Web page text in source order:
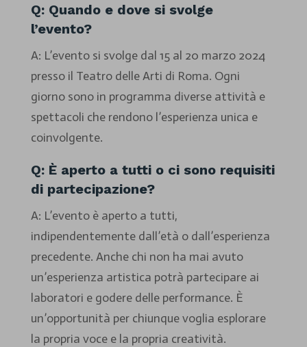
Q: Quando e dove si svolge
l’evento?
A: L’evento si svolge dal 15 al 20 marzo 2024
presso il Teatro delle Arti di Roma. Ogni
giorno sono in programma diverse attività e
spettacoli che rendono l’esperienza unica e
coinvolgente.
Q: È aperto a tutti o ci sono requisiti
di partecipazione?
A: L’evento è aperto a tutti,
indipendentemente dall’età o dall’esperienza
precedente. Anche chi non ha mai avuto
un’esperienza artistica potrà partecipare ai
laboratori e godere delle performance. È
un’opportunità per chiunque voglia esplorare
la propria voce e la propria creatività.